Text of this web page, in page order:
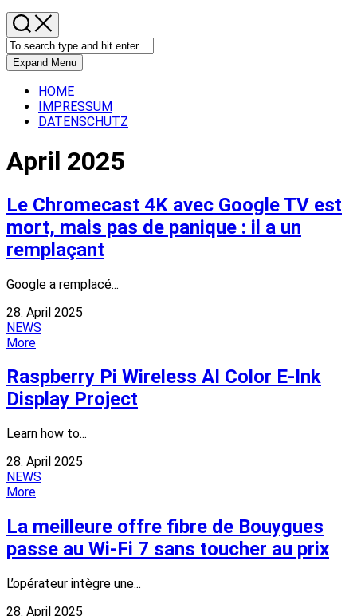
Expand Menu
HOME
IMPRESSUM
DATENSCHUTZ
April 2025
Le Chromecast 4K avec Google TV est
mort, mais pas de panique : il a un
remplaçant
Google a remplacé...
28. April 2025
NEWS
More
Raspberry Pi Wireless AI Color E-Ink
Display Project
Learn how to...
28. April 2025
NEWS
More
La meilleure offre fibre de Bouygues
passe au Wi-Fi 7 sans toucher au prix
L’opérateur intègre une...
28. April 2025